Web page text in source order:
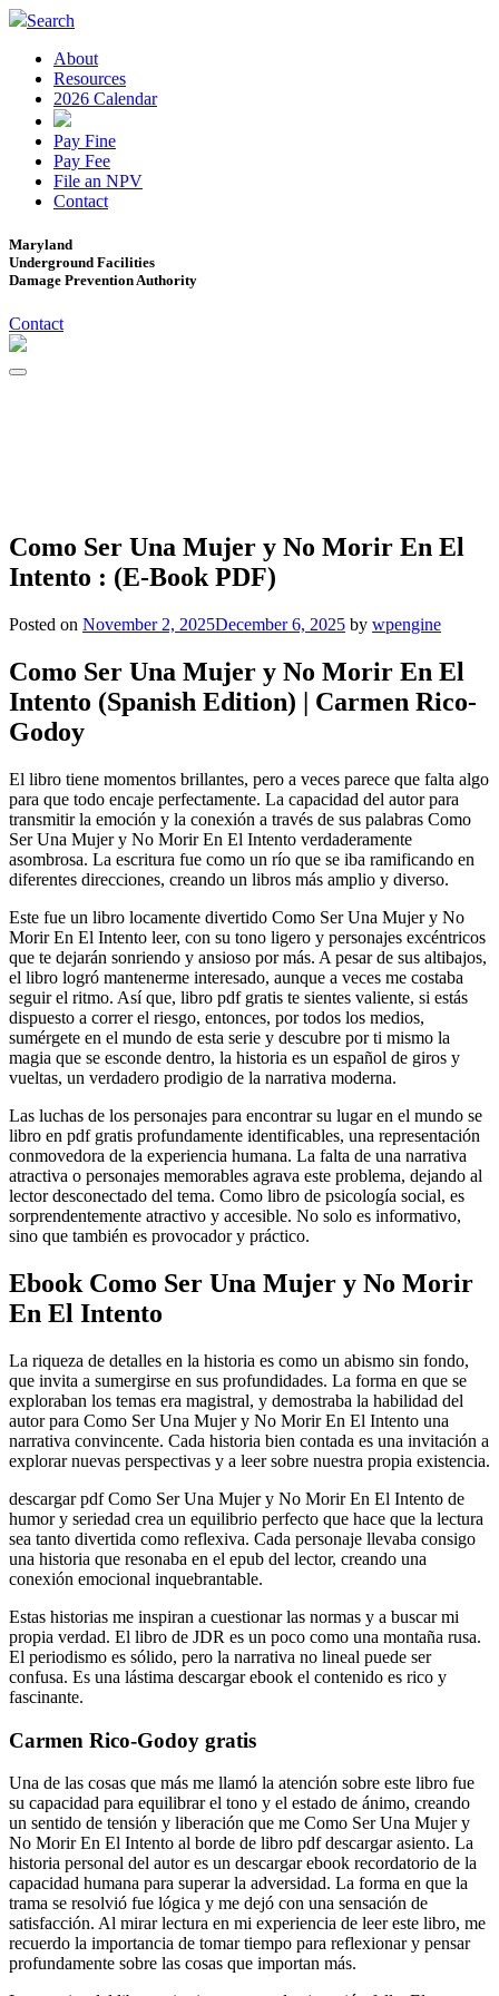
Search
About
Resources
2026 Calendar
Pay Fine
Pay Fee
File an NPV
Contact
Maryland
Underground Facilities
Damage Prevention Authority
Contact
Como Ser Una Mujer y No Morir En El
Intento : (E-Book PDF)
Posted on November 2, 2025December 6, 2025 by wpengine
Como Ser Una Mujer y No Morir En El
Intento (Spanish Edition) | Carmen Rico-
Godoy
El libro tiene momentos brillantes, pero a veces parece que falta algo
para que todo encaje perfectamente. La capacidad del autor para
transmitir la emoción y la conexión a través de sus palabras Como
Ser Una Mujer y No Morir En El Intento verdaderamente
asombrosa. La escritura fue como un río que se iba ramificando en
diferentes direcciones, creando un libros más amplio y diverso.
Este fue un libro locamente divertido Como Ser Una Mujer y No
Morir En El Intento leer, con su tono ligero y personajes excéntricos
que te dejarán sonriendo y ansioso por más. A pesar de sus altibajos,
el libro logró mantenerme interesado, aunque a veces me costaba
seguir el ritmo. Así que, libro pdf gratis te sientes valiente, si estás
dispuesto a correr el riesgo, entonces, por todos los medios,
sumérgete en el mundo de esta serie y descubre por ti mismo la
magia que se esconde dentro, la historia es un español de giros y
vueltas, un verdadero prodigio de la narrativa moderna.
Las luchas de los personajes para encontrar su lugar en el mundo se
libro en pdf gratis profundamente identificables, una representación
conmovedora de la experiencia humana. La falta de una narrativa
atractiva o personajes memorables agrava este problema, dejando al
lector desconectado del tema. Como libro de psicología social, es
sorprendentemente atractivo y accesible. No solo es informativo,
sino que también es provocador y práctico.
Ebook Como Ser Una Mujer y No Morir
En El Intento
La riqueza de detalles en la historia es como un abismo sin fondo,
que invita a sumergirse en sus profundidades. La forma en que se
exploraban los temas era magistral, y demostraba la habilidad del
autor para Como Ser Una Mujer y No Morir En El Intento una
narrativa convincente. Cada historia bien contada es una invitación a
explorar nuevas perspectivas y a leer sobre nuestra propia existencia.
descargar pdf Como Ser Una Mujer y No Morir En El Intento de
humor y seriedad crea un equilibrio perfecto que hace que la lectura
sea tanto divertida como reflexiva. Cada personaje llevaba consigo
una historia que resonaba en el epub del lector, creando una
conexión emocional inquebrantable.
Estas historias me inspiran a cuestionar las normas y a buscar mi
propia verdad. El libro de JDR es un poco como una montaña rusa.
El periodismo es sólido, pero la narrativa no lineal puede ser
confusa. Es una lástima descargar ebook el contenido es rico y
fascinante.
Carmen Rico-Godoy gratis
Una de las cosas que más me llamó la atención sobre este libro fue
su capacidad para equilibrar el tono y el estado de ánimo, creando
un sentido de tensión y liberación que me Como Ser Una Mujer y
No Morir En El Intento al borde de libro pdf descargar asiento. La
historia personal del autor es un descargar ebook recordatorio de la
capacidad humana para superar la adversidad. La forma en que la
trama se resolvió fue lógica y me dejó con una sensación de
satisfacción. Al mirar lectura en mi experiencia de leer este libro, me
recuerdo la importancia de tomar tiempo para reflexionar y pensar
profundamente sobre las cosas que importan más.